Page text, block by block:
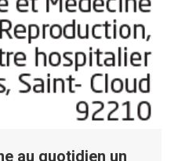
au quotidien un